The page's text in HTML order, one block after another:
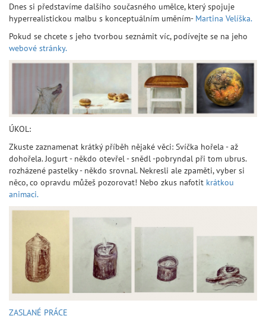
Dnes si představíme dalšího současného umělce, který spojuje
hyperrealistickou malbu s konceptuálním uměním- Martina Velíška.
Pokud se chcete s jeho tvorbou seznámit víc, podívejte se na jeho
webové stránky.
ÚKOL:
Zkuste zaznamenat krátký příběh nějaké věci: Svíčka hořela - až
dohořela. Jogurt - někdo otevřel - snědl -pobryndal při tom ubrus.
rozházené pastelky - někdo srovnal. Nekresli ale zpaměti, vyber si
něco, co opravdu můžeš pozorovat! Nebo zkus nafotit krátkou
animaci.
ZASLANÉ PRÁCE